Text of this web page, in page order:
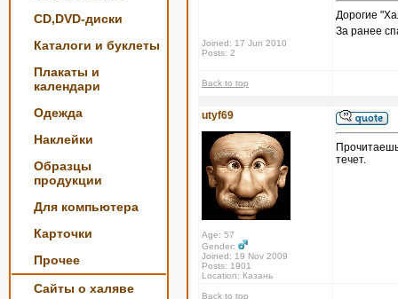
CD,DVD-диски
Каталоги и буклеты
Плакаты и
календари
Одежда
Наклейки
Образцы
продукции
Для компьютера
Карточки
Прочее
Сайты о халяве
Joined: 17 Jun 2010
Posts: 2
Дорогие
За ранее
Back to top
utyf69
Age: 57
Gender:
Joined: 19 Nov 2009
Posts: 1901
Location: Казань
течет.
Back to top